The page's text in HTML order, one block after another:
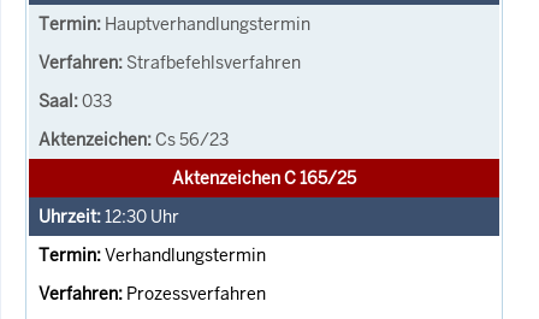
Hauptverhandlungstermin
Strafbefehlsverfahren
033
Cs 56/23
Aktenzeichen C 165/25
12:30 Uhr
Verhandlungstermin
Prozessverfahren